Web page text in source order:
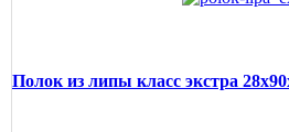
Полок из липы класс экстра